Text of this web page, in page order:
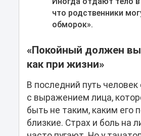
что родственники
обморок».
«Покойный должен
как при жизни»
В последний путь
с выражением лица,
быть не таким, каким его
близкие. Страх и боль на